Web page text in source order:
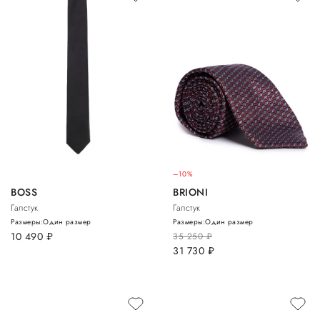
BOSS
Галстук
10 490 руб.
Размеры:Один размер
–10%
BRIONI
Галстук
35 250руб.
31 730 руб.
Размеры:Один размер